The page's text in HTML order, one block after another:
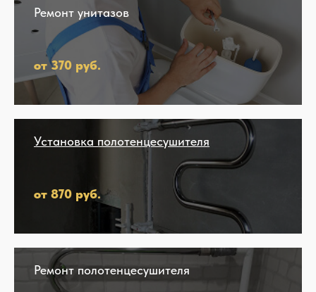
Ремонт унитазов
от 370 руб.
Установка полотенцесушителя
от 870 руб.
Ремонт полотенцесушителя